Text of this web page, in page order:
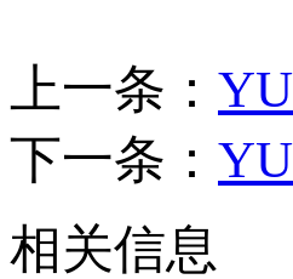
上一条：
下一条：
相关信息